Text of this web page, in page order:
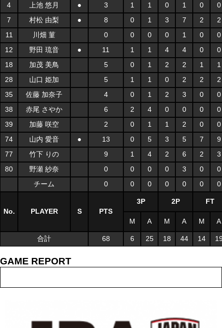
4
上池 悠月 ● 3 1 1 0 1 0
0
7
村松 由梨 ● 8 0 1 3 7 2
2
11
川畑 菫 0 0 0 0 1 0
0
12
野田 琉音 ● 11 1 1 4 4 0
0
18
加茂 美鳥 5 0 1 2 2 1
1
28
山口 姫加 5 1 1 0 2 2
2
35
佐藤 加奈子 4 0 1 2 3 0
0
38
赤尾 さやか 6 2 4 0 0 0
0
39
加藤 咲空 2 0 1 1 2 0
0
74
山内 愛音 ● 13 0 5 3 5 7
9
77
竹下 りの 9 1 4 2 6 2
3
80
野瀬 紗奈 0 0 0 0 3 0
0
チーム
0 0 0 0 0 0 0
No. PLAYER S PTS
3P 2P FT
M A M A M A
合計 68 6 25 18 44 14
GAME REPORT